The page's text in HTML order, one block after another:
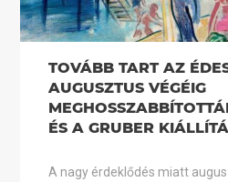
TOVÁBB TART AZ
AUGUSZTUS VÉGÉIG
ÉS A GRUBER
A nagy érdeklődés miatt